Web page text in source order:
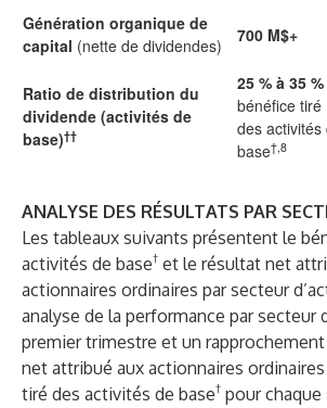
Génération organique de
capital (nette de dividendes) 700 M$+
Ratio de distribution du
dividende (activités de
base)††
25 % à 35 %
bénéfice tiré
des activités
base†,8
ANALYSE DES RÉSULTATS PAR
Les tableaux suivants présentent le
activités de base† et le résultat net
actionnaires ordinaires par secteur
analyse de la performance par secteur
premier trimestre et un
net attribué aux actionnaires
tiré des activités de base† pour chaque